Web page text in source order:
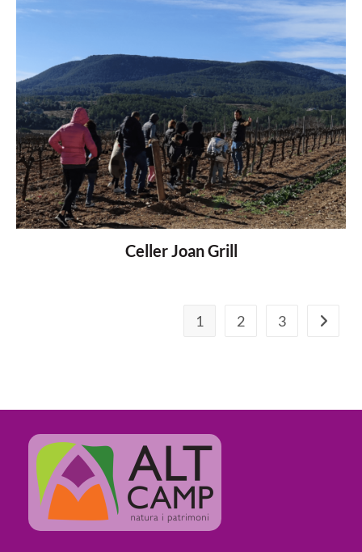
Celler Joan Grill
1 2 3 Vés a la